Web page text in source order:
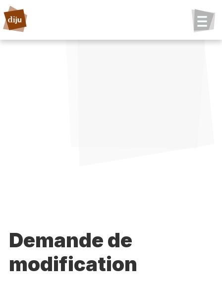
Demande de
modification